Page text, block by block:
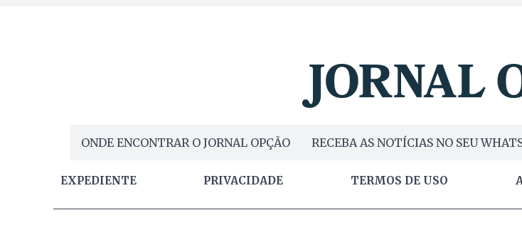
ONDE ENCONTRAR O JORNAL OPÇÃO RECEBA AS NOTÍCIAS NO SEU
EXPEDIENTE PRIVACIDADE TERMOS DE USO